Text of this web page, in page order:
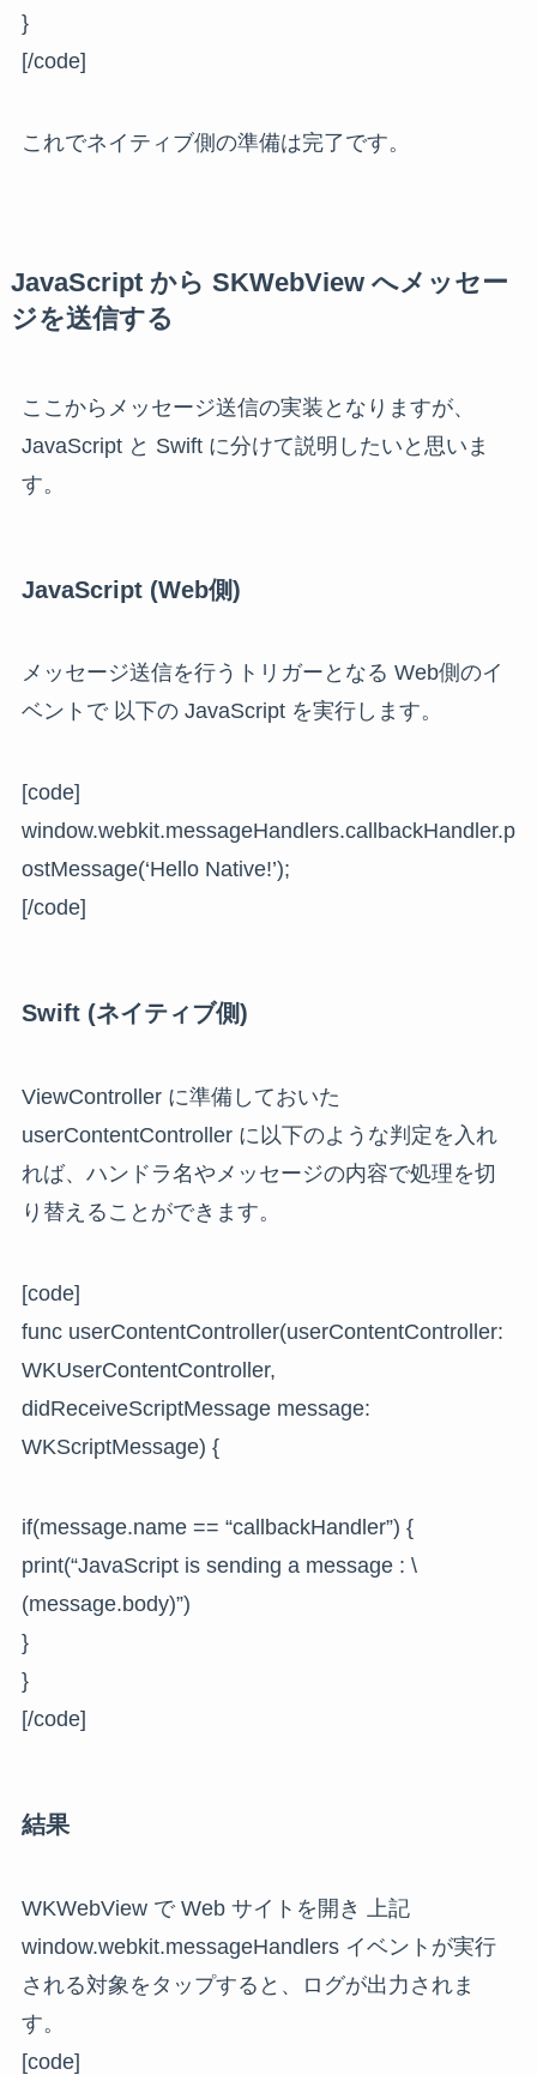
}
[/code]
これでネイティブ側の準備は完了です。
JavaScript から SKWebView へメッセー
ジを送信する
ここからメッセージ送信の実装となりますが、
JavaScript と Swift に分けて説明したいと思いま
す。
JavaScript (Web側)
メッセージ送信を行うトリガーとなる Web側のイ
ベントで 以下の JavaScript を実行します。
[code]
window.webkit.messageHandlers.callbackHandler.p
ostMessage(‘Hello Native!’);
[/code]
Swift (ネイティブ側)
ViewController に準備しておいた
userContentController に以下のような判定を入れ
れば、ハンドラ名やメッセージの内容で処理を切
り替えることができます。
[code]
func userContentController(userContentController:
WKUserContentController,
didReceiveScriptMessage message:
WKScriptMessage) {
if(message.name == “callbackHandler”) {
print(“JavaScript is sending a message : \
(message.body)”)
}
}
[/code]
結果
WKWebView で Web サイトを開き 上記
window.webkit.messageHandlers イベントが実行
される対象をタップすると、ログが出力されま
す。
[code]